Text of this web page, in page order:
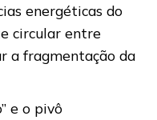
energéticas do
circular entre
a fragmentação da
e o pivô